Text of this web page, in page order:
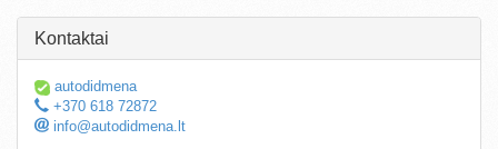
Kontaktai
autodidmena
+370 618 72872
info@autodidmena.lt